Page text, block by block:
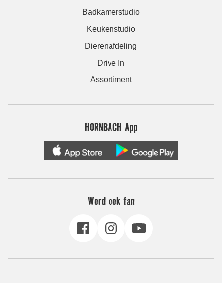
Badkamerstudio
Keukenstudio
Dierenafdeling
Drive In
Assortiment
HORNBACH App
Word ook fan